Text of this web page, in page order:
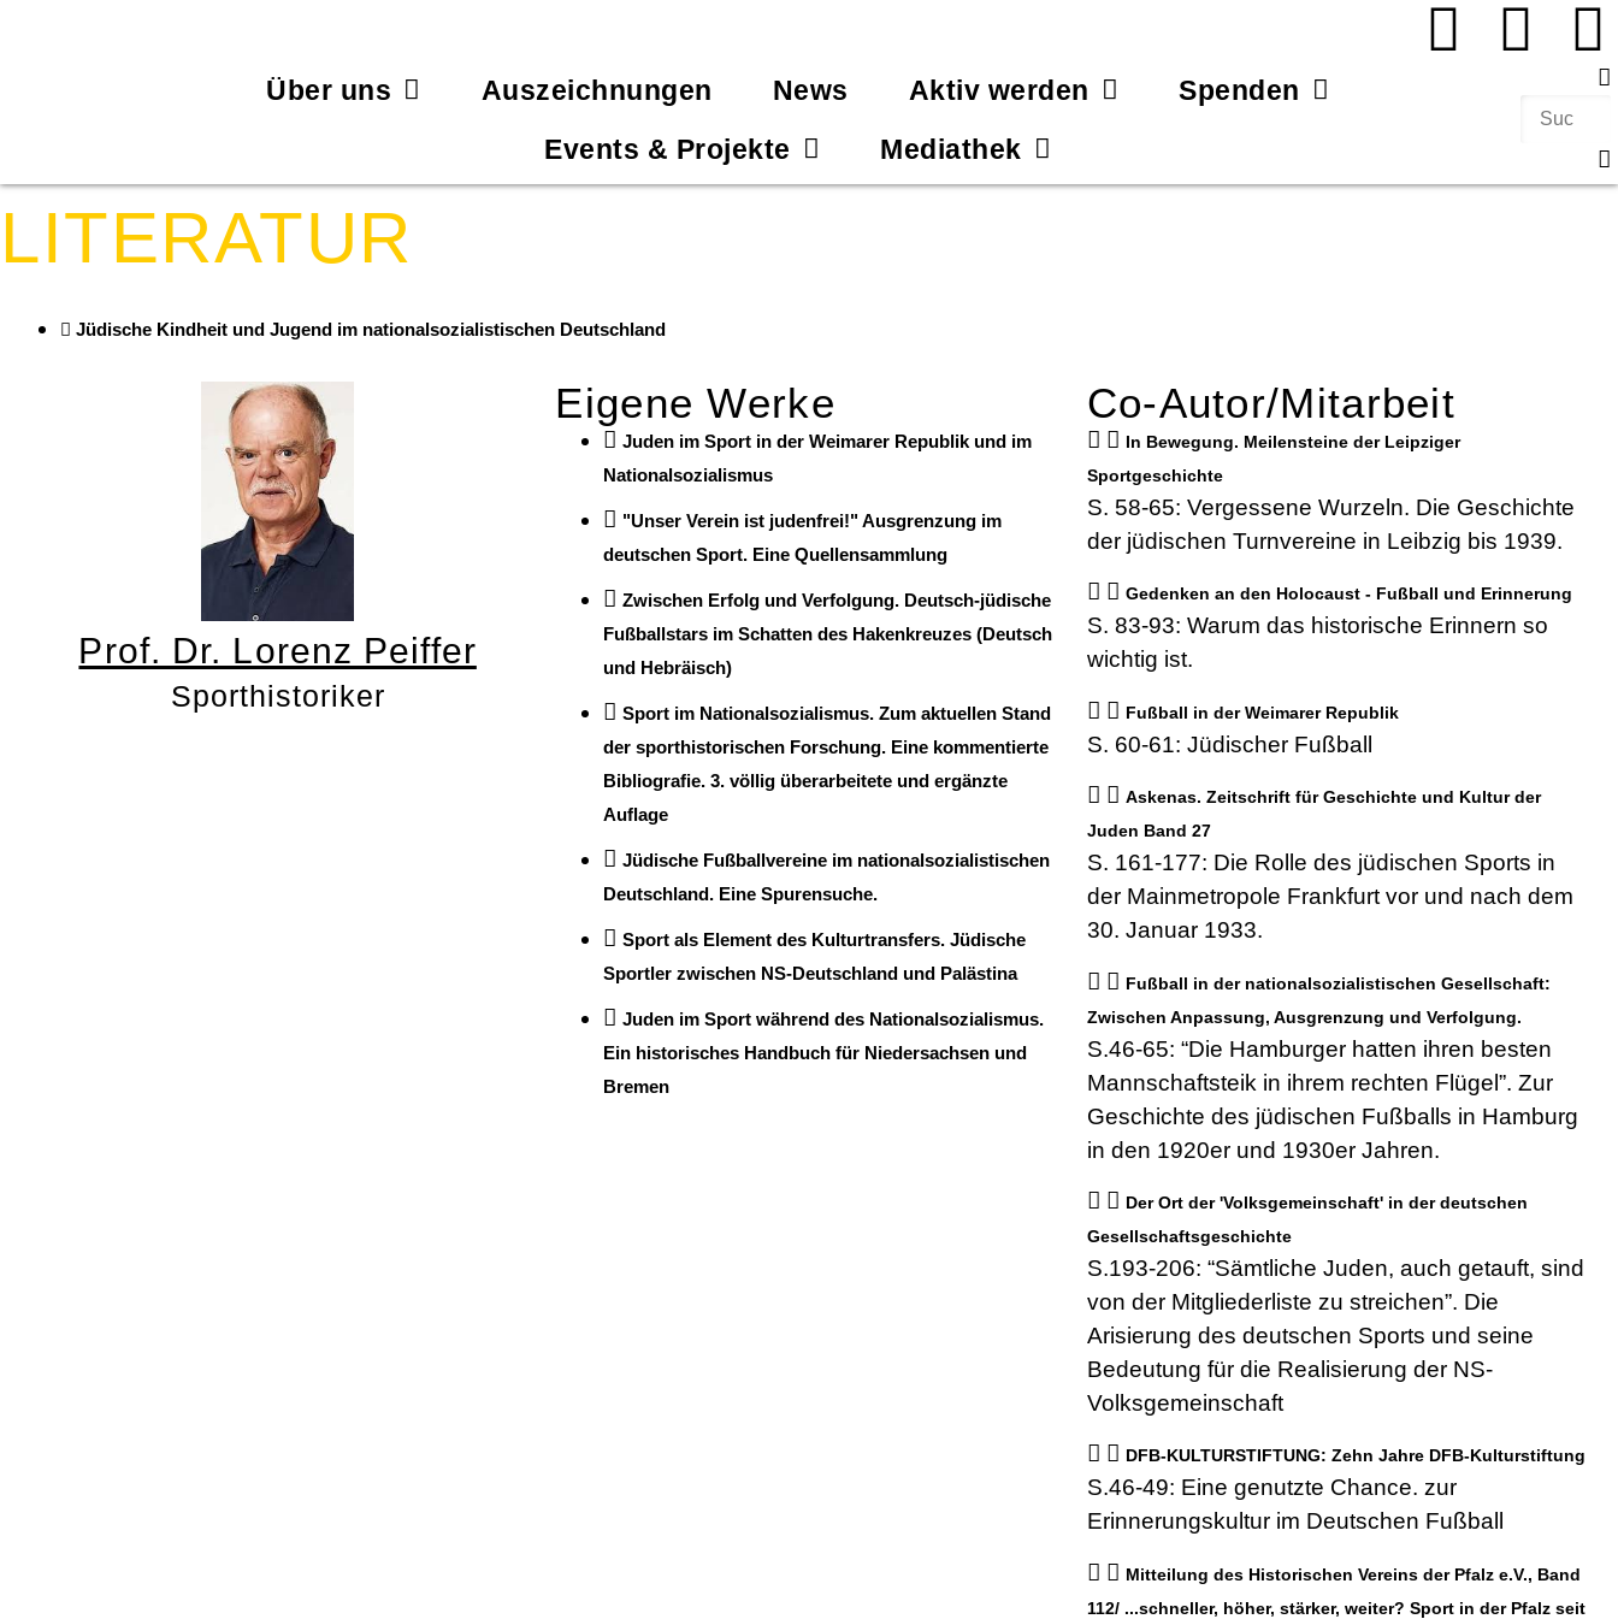
Über uns Auszeichnungen News Aktiv werden
Spenden
Events & Projekte
Mediathek
LITERATUR
Jüdische Kindheit und Jugend im nationalsozialistischen Deutschland
Prof. Dr. Lorenz Peiffer
Sporthistoriker
Eigene Werke
Juden im Sport in der Weimarer Republik und im
Nationalsozialismus
"Unser Verein ist judenfrei!" Ausgrenzung im
deutschen Sport. Eine Quellensammlung
Zwischen Erfolg und Verfolgung. Deutsch-jüdische
Fußballstars im Schatten des Hakenkreuzes (Deutsch
und Hebräisch)
Sport im Nationalsozialismus. Zum aktuellen Stand
der sporthistorischen Forschung. Eine kommentierte
Bibliografie. 3. völlig überarbeitete und ergänzte
Auflage
Jüdische Fußballvereine im nationalsozialistischen
Deutschland. Eine Spurensuche.
Sport als Element des Kulturtransfers. Jüdische
Sportler zwischen NS-Deutschland und Palästina
Juden im Sport während des Nationalsozialismus.
Ein historisches Handbuch für Niedersachsen und
Bremen
Co-Autor/Mitarbeit
In Bewegung. Meilensteine der Leipziger
Sportgeschichte
S. 58-65: Vergessene Wurzeln. Die Geschichte
der jüdischen Turnvereine in Leibzig bis 1939.
Gedenken an den Holocaust - Fußball und Erinnerung
S. 83-93: Warum das historische Erinnern so
wichtig ist.
Fußball in der Weimarer Republik
S. 60-61: Jüdischer Fußball
Askenas. Zeitschrift für Geschichte und Kultur der
Juden Band 27
S. 161-177: Die Rolle des jüdischen Sports in
der Mainmetropole Frankfurt vor und nach dem
30. Januar 1933.
Fußball in der nationalsozialistischen Gesellschaft:
Zwischen Anpassung, Ausgrenzung und Verfolgung.
S.46-65: “Die Hamburger hatten ihren besten
Mannschaftsteik in ihrem rechten Flügel”. Zur
Geschichte des jüdischen Fußballs in Hamburg
in den 1920er und 1930er Jahren.
Der Ort der 'Volksgemeinschaft' in der deutschen
Gesellschaftsgeschichte
S.193-206: “Sämtliche Juden, auch getauft, sind
von der Mitgliederliste zu streichen”. Die
Arisierung des deutschen Sports und seine
Bedeutung für die Realisierung der NS-
Volksgemeinschaft
DFB-KULTURSTIFTUNG: Zehn Jahre DFB-Kulturstiftung
S.46-49: Eine genutzte Chance. zur
Erinnerungskultur im Deutschen Fußball
Mitteilung des Historischen Vereins der Pfalz e.V., Band
112/ ...schneller, höher, stärker, weiter? Sport in der Pfalz seit